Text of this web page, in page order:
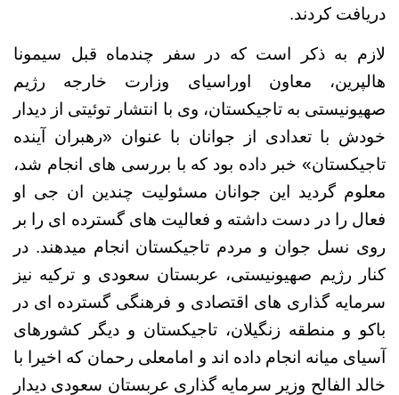
دریافت کردند.
لازم به ذکر است که در سفر چندماه قبل سیمونا
هالپرین، معاون اوراسیای وزارت خارجه رژیم
صهیونیستی به تاجیکستان، وی با انتشار توئیتی از دیدار
خودش با تعدادی از جوانان با عنوان «رهبران آینده
تاجیکستان» خبر داده بود که با بررسی های انجام شد،
معلوم گردید این جوانان مسئولیت چندین ان جی او
فعال را در دست داشته و فعالیت های گسترده ای را بر
روی نسل جوان و مردم تاجیکستان انجام میدهند. در
کنار رژیم صهیونیستی، عربستان سعودی و ترکیه نیز
سرمایه گذاری های اقتصادی و فرهنگی گسترده ای در
باکو و منطقه زنگیلان، تاجیکستان و دیگر کشورهای
آسیای میانه انجام داده اند و امامعلی رحمان که اخیرا با
خالد الفالح وزیر سرمایه گذاری عربستان سعودی دیدار